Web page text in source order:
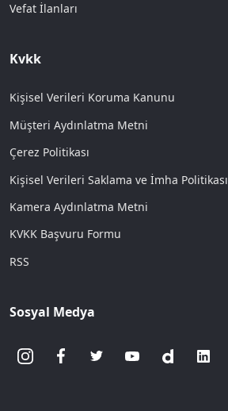
Vefat İlanları
Kvkk
Kişisel Verileri Koruma Kanunu
Müşteri Aydınlatma Metni
Çerez Politikası
Kişisel Verileri Saklama ve İmha Politikası
Kamera Aydınlatma Metni
KVKK Başvuru Formu
RSS
Sosyal Medya